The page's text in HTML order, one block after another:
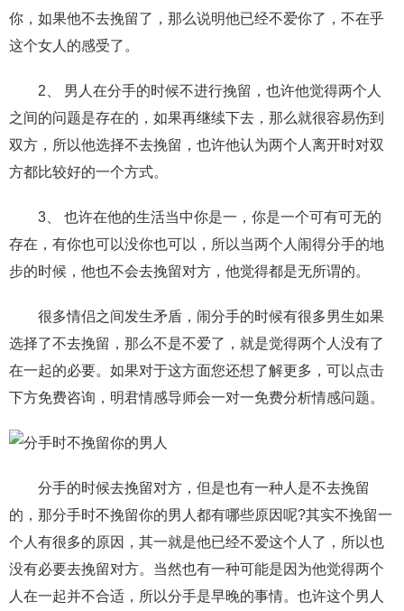
你，如果他不去挽留了，那么说明他已经不爱你了，不在乎
这个女人的感受了。
2、 男人在分手的时候不进行挽留，也许他觉得两个人
之间的问题是存在的，如果再继续下去，那么就很容易伤到
双方，所以他选择不去挽留，也许他认为两个人离开时对双
方都比较好的一个方式。
3、 也许在他的生活当中你是一，你是一个可有可无的
存在，有你也可以没你也可以，所以当两个人闹得分手的地
步的时候，他也不会去挽留对方，他觉得都是无所谓的。
很多情侣之间发生矛盾，闹分手的时候有很多男生如果
选择了不去挽留，那么不是不爱了，就是觉得两个人没有了
在一起的必要。如果对于这方面您还想了解更多，可以点击
下方免费咨询，明君情感导师会一对一免费分析情感问题。
分手的时候去挽留对方，但是也有一种人是不去挽留
的，那分手时不挽留你的男人都有哪些原因呢?其实不挽留一
个人有很多的原因，其一就是他已经不爱这个人了，所以也
没有必要去挽留对方。当然也有一种可能是因为他觉得两个
人在一起并不合适，所以分手是早晚的事情。也许这个男人